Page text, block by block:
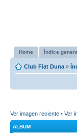
Home Índice
Club Fiat Duna »
Ver imagen reciente • Ver
ALBUM